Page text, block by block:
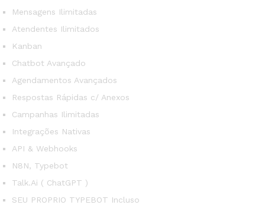
Mensagens Ilimitadas
Atendentes Ilimitados
Kanban
Chatbot Avançado
Agendamentos Avançados
Respostas Rápidas c/ Anexos
Campanhas Ilimitadas
Integrações Nativas
API & Webhooks
N8N, Typebot
Talk.Ai ( ChatGPT )
SEU PROPRIO TYPEBOT Incluso